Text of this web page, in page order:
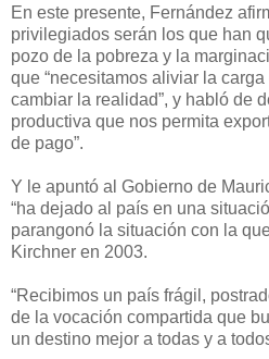
En este presente, Fernández
privilegiados serán los que han
pozo de la pobreza y la
que “necesitamos aliviar la
cambiar la realidad”, y habló de
productiva que nos permita
de pago”.
Y le apuntó al Gobierno de
“ha dejado al país en una
parangonó la situación con la
Kirchner en 2003.
“Recibimos un país frágil,
de la vocación compartida que
un destino mejor a todas y a